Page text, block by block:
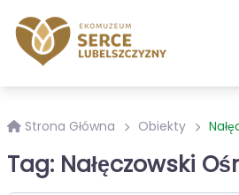
Strona Główna Obiekty
Tag: Nałęczowski